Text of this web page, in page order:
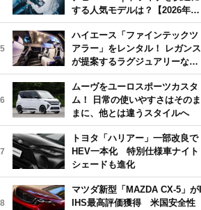
する人気モデルは？【2026年6
月版】
5
ハイエース「ファインテックツ
アラー」をレンタル！ レガンス
が提案するラグジュアリーな移
動体験
6
ムーヴをユーロスポーツカスタ
ム！ 日常の使いやすさはそのま
まに、他とは違うスタイルへ
7
トヨタ「ハリアー」一部改良で
HEV一本化 特別仕様車ナイト
シェードも進化
8
マツダ新型「MAZDA CX-5」がI
IHS最高評価獲得 米国安全性